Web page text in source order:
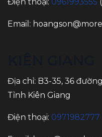
Email:
Địa chỉ: B3-35, 36
Tỉnh Kiên Giang
Điện thoại: 0971982777